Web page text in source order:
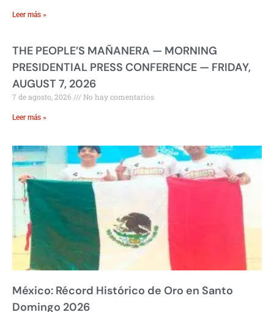
Leer más »
THE PEOPLE’S MAÑANERA — MORNING
PRESIDENTIAL PRESS CONFERENCE — FRIDAY,
AUGUST 7, 2026
7 de agosto, 2026 No hay comentarios
Leer más »
México: Récord Histórico de Oro en Santo
Domingo 2026